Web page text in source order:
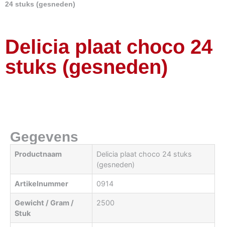
24 stuks (gesneden)
Delicia plaat choco 24
stuks (gesneden)
Gegevens
Productnaam
Delicia plaat choco 24 stuks
(gesneden)
Artikelnummer 0914
Gewicht / Gram /
Stuk
2500